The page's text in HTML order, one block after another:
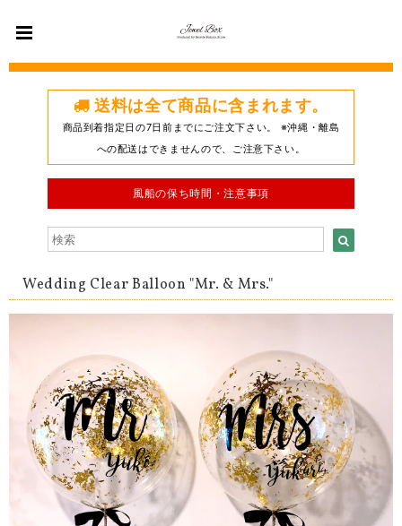
送料は全て商品に含まれます。
商品到着指定日の7日前までにご注文下さい。 ※沖縄・離島
への配送はできませんので、ご注意下さい。
風船の保ち時間・注意事項
Wedding Clear Balloon "Mr. & Mrs."